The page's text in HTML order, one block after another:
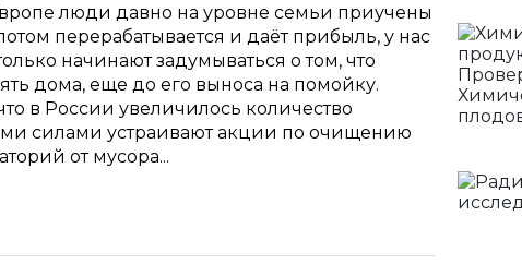
люди давно на уровне семьи приучены
перерабатывается и даёт прибыль, у нас
начинают задумываться о том, что
дома, еще до его выноса на помойку.
в России увеличилось количество
силами устраивают акции по очищению
от мусора...